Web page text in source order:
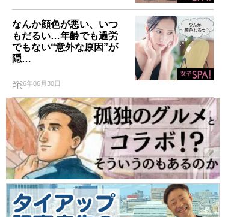
なんか顔色が悪い、いつ
もだるい…年齢でも過労
でもない“意外な原因”が
隠…
2026年06月30日
PR